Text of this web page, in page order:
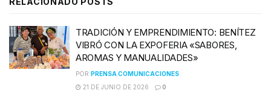
TRADICIÓN Y EMPRENDIMIENTO: BENÍTEZ
VIBRÓ CON LA EXPOFERIA «SABORES,
AROMAS Y MANUALIDADES»
POR PRENSA COMUNICACIONES
21 DE JUNIO DE 2026
0